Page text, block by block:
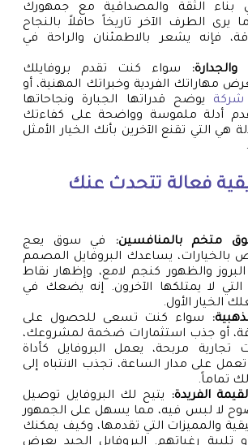
الثقة والمصداقية مع جمهورك
الطرف الآخر تاريخاً حافلاً بالنجاح
فإنه يشعر بالاطمئنان والراحة في
سواء كنت تقدم بروفايلك
مهاراتك الفردية وخبراتك المهنية، أو
شركة يوضح قدراتها الجبارة ونجاحاتها
يقدم أدلة ملموسة وواضحة على كفاءتك
هي التي تقنع الآخرين بأنك الخيار الأمثل
فعالة تتحدث عنك
متخم بالمنافسين:
في سوق يعج
بالخيارات، يساعدك البروفايل المصمم
والظهور كنجم لامع، وإظهار نقاط
لا يمتلكها الآخرون. إنه يضعك في
الخيار الأول.
سواء كنت تسعى للحصول على
أو جذب استثمارات ضخمة لمشروعك،
تجارية مربحة، يعمل البروفايل كأداة
على مدار الساعة، تجذب الانتباه إلى
تماماً.
الفريدة:
يتيح لك البروفايل توصيل
لا لبس فيه، مما يسهل على الجمهور
والمميزات التي تقدمها، وكيف يمكنك